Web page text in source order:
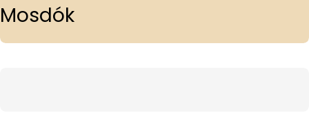
C
o
Mosdók